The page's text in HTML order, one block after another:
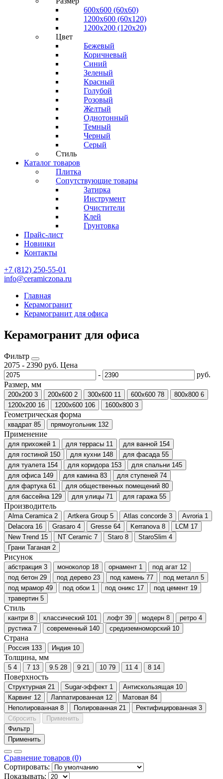
600х600 (60х60)
1200х600 (60х120)
1200х200 (120x20)
Цвет
Бежевый
Коричневый
Синий
Зеленый
Красный
Голубой
Розовый
Желтый
Однотонный
Темный
Черный
Серый
Стиль
Каталог товаров
Плитка
Сопутствующие товары
Затирка
Инструмент
Очистители
Клей
Грунтовка
Прайс-лист
Новинки
Контакты
+7 (812) 250-55-01
info@ceramiczona.ru
Главная
Керамогранит
Керамогранит для офиса
Керамогранит для офиса
Фильтр
2075 - 2390 руб. Цена
-
руб.
Размер, мм
200x200 3 200х600 2 300х600 11 600х600 78 800х800 6
1200х200 16 1200х600 106 1600x800 3
Геометрическая форма
квадрат 85 прямоугольник 132
Применение
для прихожей 1 для террасы 11 для ванной 154
для гостиной 150 для кухни 148 для фасада 55
для туалета 154 для коридора 153 для спальни 145
для офиса 149 для камина 83 для ступеней 74
для фартука 61 для общественных помещений 80
для бассейна 129 для улицы 71 для гаража 55
Производитель
Alma Ceramica 2 Artkera Group 5 Atlas concorde 3 Avroria 1
Delacora 16 Grasaro 4 Gresse 64 Kerranova 8 LCM 17
New Trend 15 NT Ceramic 7 Staro 8 StaroSlim 4
Грани Таганая 2
Рисунок
абстракция 3 моноколор 18 орнамент 1 под агат 12
под бетон 29 под дерево 23 под камень 77 под металл 5
под мрамор 49 под обои 1 под оникс 17 под цемент 19
травертин 5
Стиль
кантри 8 классический 101 лофт 39 модерн 8 ретро 4
рустика 7 современный 140 средиземноморский 10
Страна
Россия 133 Индия 10
Толщина, мм
5 4 7 13 9.5 28 9 21 10 79 11 4 8 14
Поверхность
Cтруктурная 21 Sugar-эффект 1 Антискользящая 10
Карвинг 12 Лаппатированная 12 Матовая 84
Неполированная 8 Полированная 21 Ректифицированная 3
Сбросить
Применить
Фильтр
Применить
Сравнение товаров (0)
Сортировать:
Показывать: